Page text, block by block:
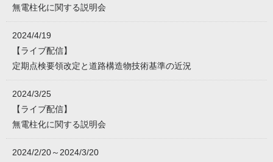
無電柱化に関する説明会
2024/4/19
【ライブ配信】
定期点検要領改定と道路構造物技術基準の近況
2024/3/25
【ライブ配信】
無電柱化に関する説明会
2024/2/20～2024/3/20